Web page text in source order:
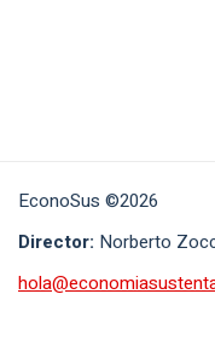
EconoSus ©2026
Director: Norberto